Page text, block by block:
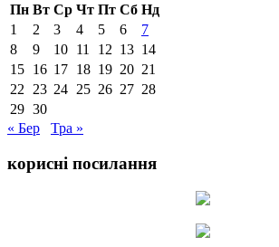
Пн Вт Ср Чт Пт Сб Нд
1
2 3 4 5 6
7
8
9 10 11 12 13 14
15 16 17 18 19 20 21
22
23 24 25 26 27 28
29 30
« Бер
Тра »
корисні посилання